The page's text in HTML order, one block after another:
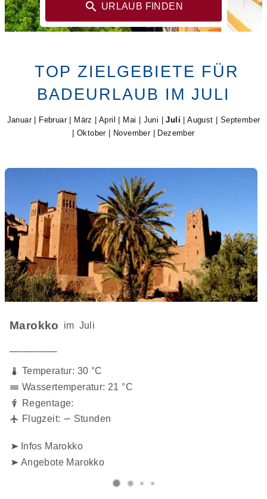
URLAUB FINDEN
TOP ZIELGEBIETE FÜR
BADEURLAUB IM JULI
Januar| Februar| März | April | Mai Juni |Juli |August | September
| Oktober | November | Dezember
Marokko im Juli
───────
Temperatur: 30 °C
Wassertemperatur: 21 °C
Regentage:
Flugzeit: ∽ Stunden
Infos Marokko
Angebote Marokko